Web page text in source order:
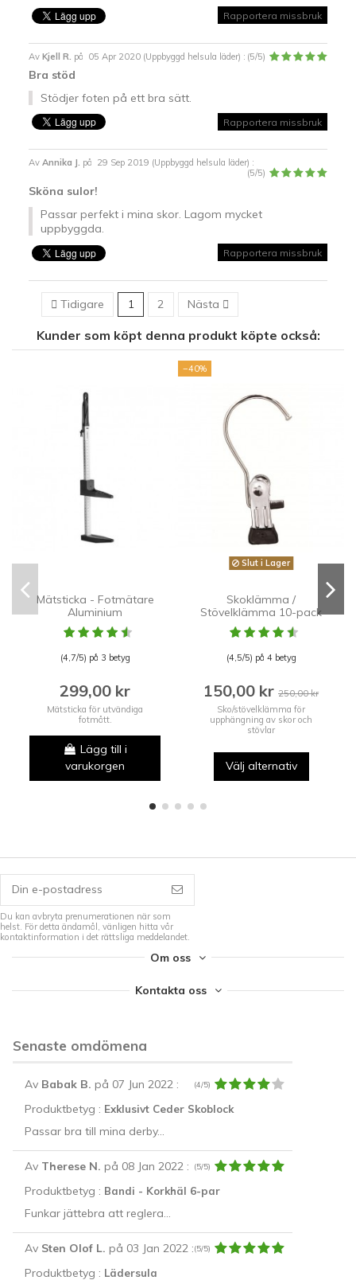
Rapportera missbruk
Av Kjell R. på 05 Apr 2020 (Uppbyggd helsula läder) : (5/5)
Bra stöd
Stödjer foten på ett bra sätt.
Rapportera missbruk
Av Annika J. på 29 Sep 2019 (Uppbyggd helsula läder) :
(5/5)
Sköna sulor!
Passar perfekt i mina skor. Lagom mycket
uppbyggda.
Rapportera missbruk
 Tidigare 1 2 Nästa 
Kunder som köpt denna produkt köpte också:
Mätsticka - Fotmätare
Aluminium
(4,7/5) på 3 betyg
299,00 kr
Mätsticka för utvändiga
fotmått.
Lägg till i
varukorgen
−40%
Slut i Lager
Skoklämma /
Stövelklämma 10-pack
(4,5/5) på 4 betyg
150,00 kr 250,00 kr
Sko/stövelklämma för
upphängning av skor och
stövlar
Välj alternativ
Du kan avbryta prenumerationen när som
helst. För detta ändamål, vänligen hitta vår
kontaktinformation i det rättsliga meddelandet.
Om oss
Kontakta oss
Senaste omdömena
Av Babak B. på 07 Jun 2022: (4/5)
Produktbetyg : Exklusivt Ceder Skoblock
Passar bra till mina derby...
Av Therese N. på 08 Jan 2022: (5/5)
Produktbetyg : Bandi - Korkhäl 6-par
Funkar jättebra att reglera...
Av Sten Olof L. på 03 Jan 2022:(5/5)
Produktbetyg : Lädersula